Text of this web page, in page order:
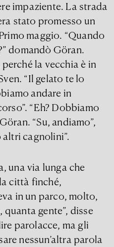
impaziente. La strada
stato promesso un
maggio. “Quando
domandò Göran.
la vecchia è in
“Il gelato te lo
andare in
“Eh? Dobbiamo
“Su, andiamo”,
altri cagnolini”.
una via lunga che
città finché,
in un parco, molto,
gente”, disse
parolacce, ma gli
nessun’altra parola